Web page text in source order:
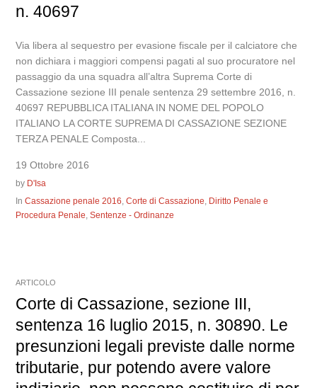
n. 40697
Via libera al sequestro per evasione fiscale per il calciatore che
non dichiara i maggiori compensi pagati al suo procuratore nel
passaggio da una squadra all’altra Suprema Corte di
Cassazione sezione III penale sentenza 29 settembre 2016, n.
40697 REPUBBLICA ITALIANA IN NOME DEL POPOLO
ITALIANO LA CORTE SUPREMA DI CASSAZIONE SEZIONE
TERZA PENALE Composta...
19 Ottobre 2016
by D'Isa
InCassazione penale 2016,Corte di Cassazione, Diritto Penale e
Procedura Penale,Sentenze - Ordinanze
ARTICOLO
Corte di Cassazione, sezione III,
sentenza 16 luglio 2015, n. 30890. Le
presunzioni legali previste dalle norme
tributarie, pur potendo avere valore